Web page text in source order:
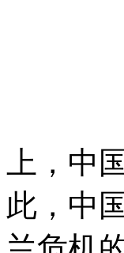
中国
上，中
此，中